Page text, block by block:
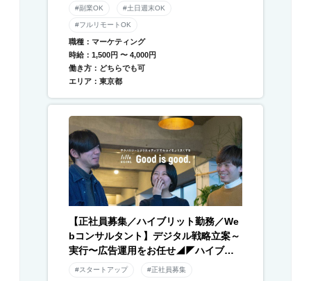
#副業OK #土日週末OK
#フルリモートOK
職種：マーケティング
時給：1,500円 〜 4,000円
働き方：どちらでも可
エリア：東京都
【正社員募集／ハイブリット勤務／We
bコンサルタント】デジタル戦略立案～
実行〜広告運用をお任せ◢◤ハイブリ
ッド勤務×残業月平均10時間以下◢◤伴
#スタートアップ #正社員募集